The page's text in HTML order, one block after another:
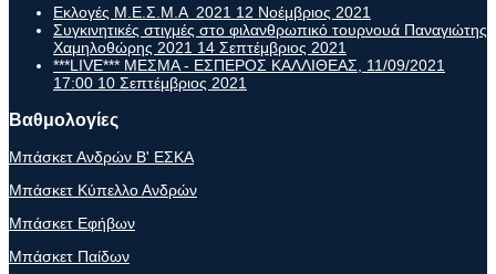
Εκλογές Μ.Ε.Σ.Μ.Α 2021 12 Νοέμβριος 2021
Συγκινητικές στιγμές στο φιλανθρωπικό τουρνουά Παναγιώτης
Χαμηλοθώρης 2021 14 Σεπτέμβριος 2021
***LIVE*** ΜΕΣΜΑ - ΕΣΠΕΡΟΣ ΚΑΛΛΙΘΕΑΣ, 11/09/2021
17:00 10 Σεπτέμβριος 2021
Βαθμολογίες
Μπάσκετ Ανδρών Β' ΕΣΚΑ
Μπάσκετ Κύπελλο Ανδρών
Μπάσκετ Εφήβων
Μπάσκετ Παίδων